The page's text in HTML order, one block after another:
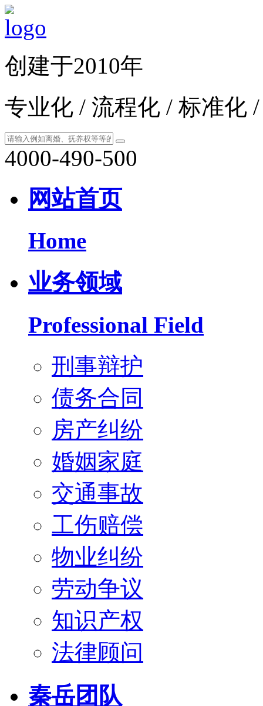
创建于2010年
专业化 / 流程化 / 标准化
4000-490-500
网站首页
Home
业务领域
Professional Field
刑事辩护
债务合同
房产纠纷
婚姻家庭
交通事故
工伤赔偿
物业纠纷
劳动争议
知识产权
法律顾问
秦岳团队